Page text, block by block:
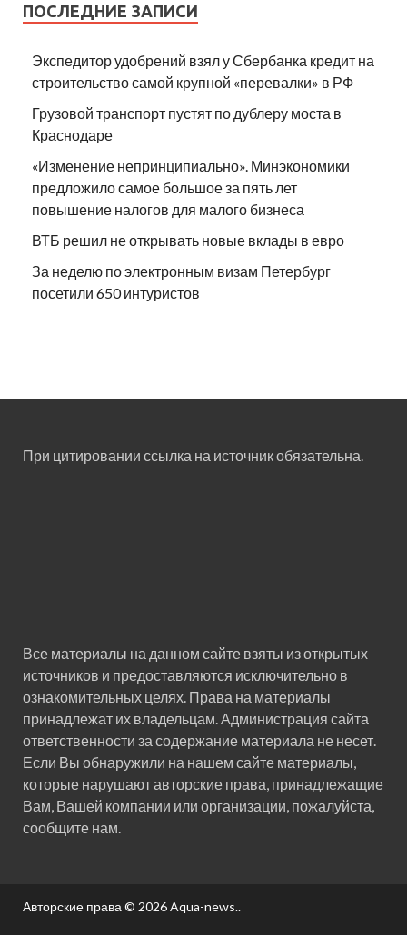
ПОСЛЕДНИЕ ЗАПИСИ
Экспедитор удобрений взял у Сбербанка кредит на
строительство самой крупной «перевалки» в РФ
Грузовой транспорт пустят по дублеру моста в
Краснодаре
«Изменение непринципиально». Минэкономики
предложило самое большое за пять лет
повышение налогов для малого бизнеса
ВТБ решил не открывать новые вклады в евро
За неделю по электронным визам Петербург
посетили 650 интуристов
При цитировании ссылка на источник обязательна.
Все материалы на данном сайте взяты из открытых
источников и предоставляются исключительно в
ознакомительных целях. Права на материалы
принадлежат их владельцам. Администрация сайта
ответственности за содержание материала не несет.
Если Вы обнаружили на нашем сайте материалы,
которые нарушают авторские права, принадлежащие
Вам, Вашей компании или организации, пожалуйста,
сообщите нам.
Авторские права © 2026Aqua-news..